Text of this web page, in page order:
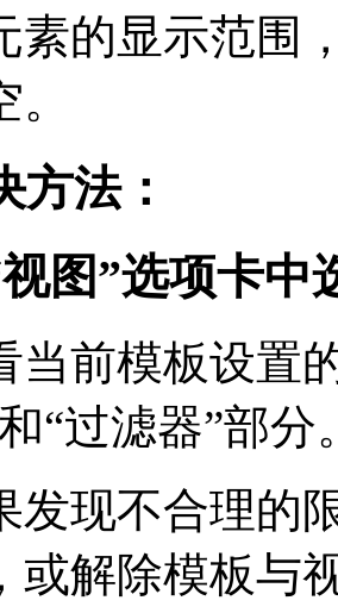
素的显示范围
方法：
图”选项卡中
当前模板设置
“过滤器”部分
发现不合理的
或解除模板与